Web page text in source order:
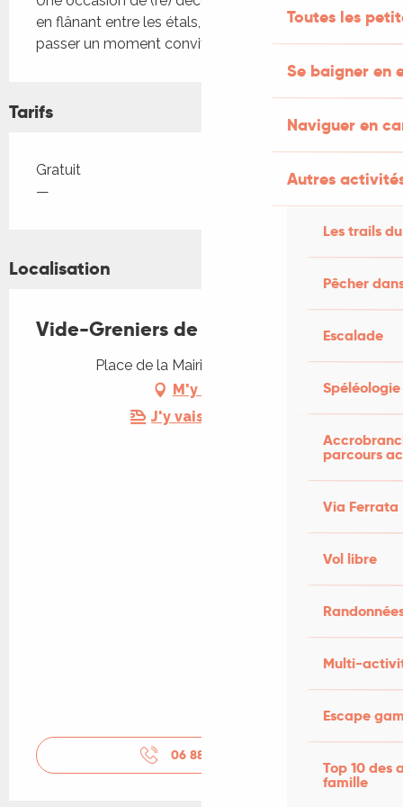
Toutes les
Se baigner en
Naviguer en
Autres
Les trails
Pêcher
Escalade
Spéléologie
parcours
Via Ferrata
Vol libre
Multi-
Escape
Top 10 des
famille
en flânant entre les étals, d'observer, de chiner, de
passer un moment convivial.
Tarifs
Tarifs 2026
Gratuit
—
Localisation
Vide-Greniers de Milhac
Place de la Mairie, 46300 Milhac
M'y rendre
J'y vais en train !
06 88 75 60